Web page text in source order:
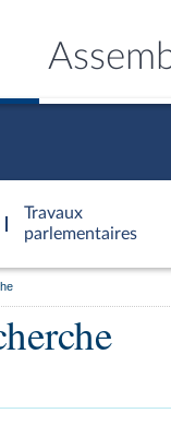
Travaux
parlementaires